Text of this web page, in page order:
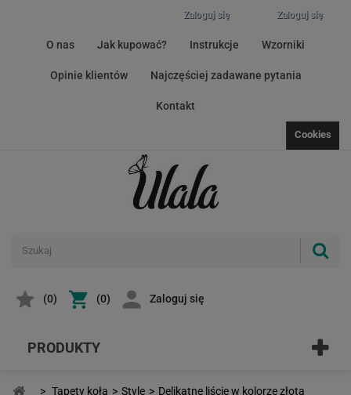
Zaloguj się
Zaloguj się
O nas Jak kupować? Instrukcje Wzorniki
Opinie klientów Najczęściej zadawane pytania
Kontakt
Cookies
(0) (0) Zaloguj się
PRODUKTY
> Tapety koła > Style > Delikatne liście w kolorze złota